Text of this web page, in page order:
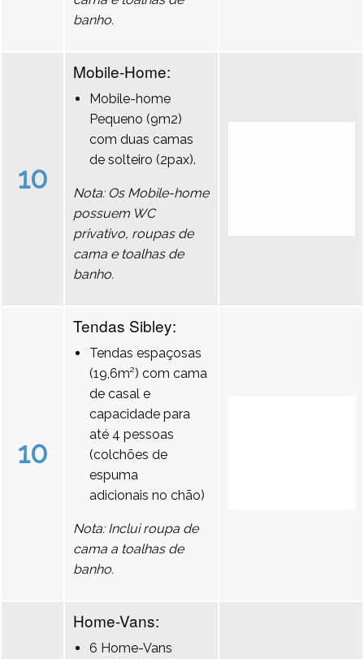
banho.
10
Mobile-Home:
Mobile-home
Pequeno (9m2)
com duas camas
de solteiro (2pax).
Nota: Os Mobile-home
possuem WC
privativo, roupas de
cama e toalhas de
banho.
10
Tendas Sibley:
Tendas espaçosas
(19,6m²) com cama
de casal e
capacidade para
até 4 pessoas
(colchões de
espuma
adicionais no chão)
Nota: Inclui roupa de
cama a toalhas de
banho.
Home-Vans:
6 Home-Vans